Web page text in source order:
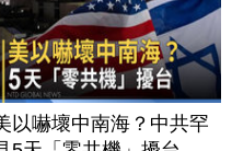
以嚇壞中南海？中共罕